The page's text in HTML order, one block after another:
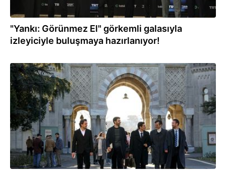
"Yankı: Görünmez El" görkemli galasıyla
izleyiciyle buluşmaya hazırlanıyor!
27.01.2025